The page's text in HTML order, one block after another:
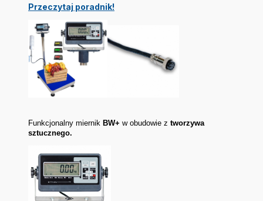
Przeczytaj poradnik!
Funkcjonalny miernik BW+ w obudowie z tworzywa
sztucznego.